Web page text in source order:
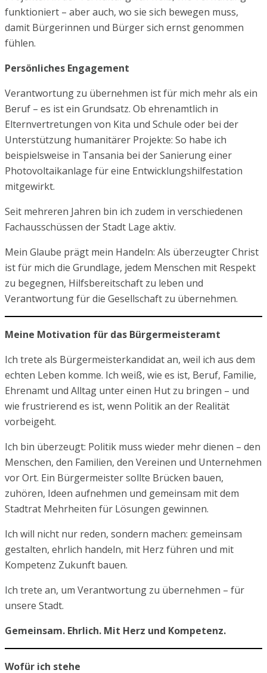
funktioniert – aber auch, wo sie sich bewegen muss,
damit Bürgerinnen und Bürger sich ernst genommen
fühlen.
Persönliches Engagement
Verantwortung zu übernehmen ist für mich mehr als ein
Beruf – es ist ein Grundsatz. Ob ehrenamtlich in
Elternvertretungen von Kita und Schule oder bei der
Unterstützung humanitärer Projekte: So habe ich
beispielsweise in Tansania bei der Sanierung einer
Photovoltaikanlage für eine Entwicklungshilfestation
mitgewirkt.
Seit mehreren Jahren bin ich zudem in verschiedenen
Fachausschüssen der Stadt Lage aktiv.
Mein Glaube prägt mein Handeln: Als überzeugter Christ
ist für mich die Grundlage, jedem Menschen mit Respekt
zu begegnen, Hilfsbereitschaft zu leben und
Verantwortung für die Gesellschaft zu übernehmen.
Meine Motivation für das Bürgermeisteramt
Ich trete als Bürgermeisterkandidat an, weil ich aus dem
echten Leben komme. Ich weiß, wie es ist, Beruf, Familie,
Ehrenamt und Alltag unter einen Hut zu bringen – und
wie frustrierend es ist, wenn Politik an der Realität
vorbeigeht.
Ich bin überzeugt: Politik muss wieder mehr dienen – den
Menschen, den Familien, den Vereinen und Unternehmen
vor Ort. Ein Bürgermeister sollte Brücken bauen,
zuhören, Ideen aufnehmen und gemeinsam mit dem
Stadtrat Mehrheiten für Lösungen gewinnen.
Ich will nicht nur reden, sondern machen: gemeinsam
gestalten, ehrlich handeln, mit Herz führen und mit
Kompetenz Zukunft bauen.
Ich trete an, um Verantwortung zu übernehmen – für
unsere Stadt.
Gemeinsam. Ehrlich. Mit Herz und Kompetenz.
Wofür ich stehe